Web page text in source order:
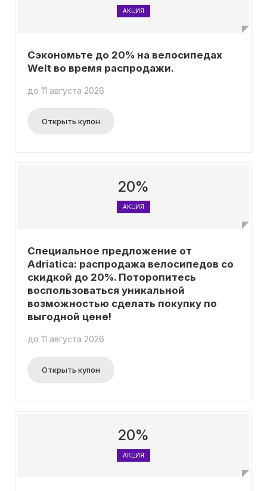
АКЦИЯ
Сэкономьте до 20% на велосипедах
Welt во время распродажи.
до 11 августа 2026
Открыть купон
20%
АКЦИЯ
Специальное предложение от
Adriatica: распродажа велосипедов со
скидкой до 20%. Поторопитесь
воспользоваться уникальной
возможностью сделать покупку по
выгодной цене!
до 11 августа 2026
Открыть купон
20%
АКЦИЯ